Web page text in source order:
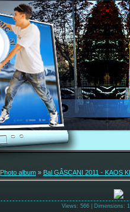
Photo album » Bal GÂSCANI 2011 - KAOS
Views: 566 | Dimensions: